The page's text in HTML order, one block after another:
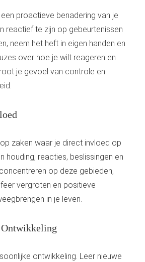
proactieve benadering van je
reactief te zijn op gebeurtenissen
neem het heft in eigen handen en
over hoe je wilt reageren en
je gevoel van controle en
zaken waar je direct invloed op
houding, reacties, beslissingen en
op deze gebieden,
vergroten en positieve
in je leven.
ontwikkeling. Leer nieuwe